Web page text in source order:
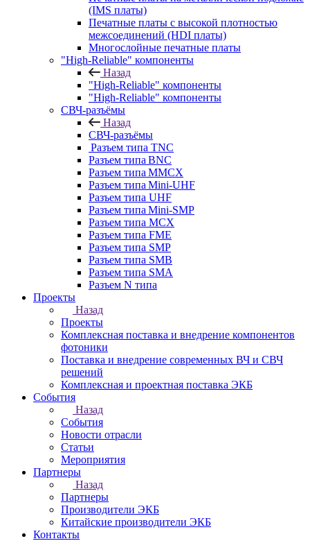
(IMS платы)
Печатные платы с высокой плотностью
межсоединений (HDI платы)
Многослойные печатные платы
"High-Reliable" компоненты
Назад
"High-Reliable" компоненты
"High-Reliable" компоненты
СВЧ-разъёмы
Назад
СВЧ-разъёмы
Разъем типа TNC
Разъем типа BNC
Разъем типа MMCX
Разъем типа Mini-UHF
Разъем типа UHF
Разъем типа Mini-SMP
Разъем типа MCX
Разъем типа FME
Разъем типа SMP
Разъем типа SMB
Разъем типа SMA
Разъем N типа
Проекты
Назад
Проекты
Комплексная поставка и внедрение компонентов
фотоники
Поставка и внедрение современных ВЧ и СВЧ
решений
Комплексная и проектная поставка ЭКБ
События
Назад
События
Новости отрасли
Статьи
Мероприятия
Партнеры
Назад
Партнеры
Производители ЭКБ
Китайские производители ЭКБ
Контакты